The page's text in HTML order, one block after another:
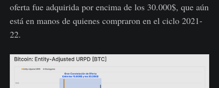
oferta fue adquirida por encima de los 30.000$, que aún
está en manos de quienes compraron en el ciclo 2021-
22.